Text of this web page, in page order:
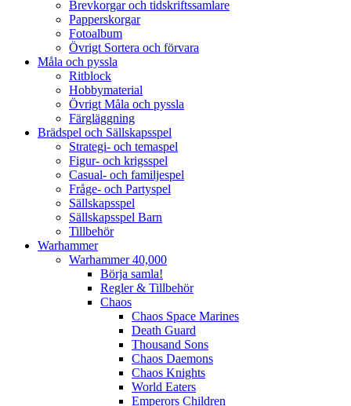
Brevkorgar och tidskriftssamlare
Papperskorgar
Fotoalbum
Övrigt Sortera och förvara
Måla och pyssla
Ritblock
Hobbymaterial
Övrigt Måla och pyssla
Färgläggning
Brädspel och Sällskapsspel
Strategi- och temaspel
Figur- och krigsspel
Casual- och familjespel
Fråge- och Partyspel
Sällskapsspel
Sällskapsspel Barn
Tillbehör
Warhammer
Warhammer 40,000
Börja samla!
Regler & Tillbehör
Chaos
Chaos Space Marines
Death Guard
Thousand Sons
Chaos Daemons
Chaos Knights
World Eaters
Emperors Children